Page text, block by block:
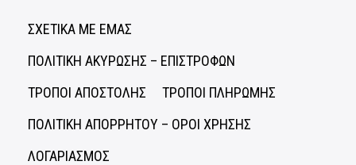
ΣΧΕΤΙΚΑ ΜΕ ΕΜΑΣ
ΠΟΛΙΤΙΚΗ ΑΚΥΡΩΣΗΣ – ΕΠΙΣΤΡΟΦΩΝ
ΤΡΟΠΟΙ ΑΠΟΣΤΟΛΗΣ
ΤΡΟΠΟΙ ΠΛΗΡΩΜΗΣ
ΠΟΛΙΤΙΚΗ ΑΠΟΡΡΗΤΟΥ – ΟΡΟΙ ΧΡΗΣΗΣ
ΛΟΓΑΡΙΑΣΜΟΣ